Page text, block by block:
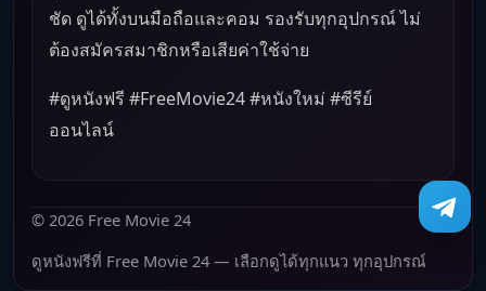
ชัด ดูได้ทั้งบนมือถือและคอม รองรับทุกอุปกรณ์ ไม่
ต้องสมัครสมาชิกหรือเสียค่าใช้จ่าย
#ดูหนังฟรี #FreeMovie24 #หนังใหม่ #ซีรีย์
ออนไลน์
© 2026 Free Movie 24
ดูหนังฟรีที่ Free Movie 24 — เลือกดูได้ทุกแนว ทุกอุปกรณ์